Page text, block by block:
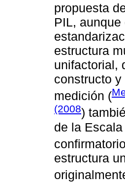
propuesta
PIL,
estructura
unifactorial,
constructo
medición (
(2008)
de la
estructura